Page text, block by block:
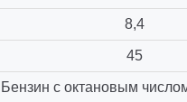
8,4
45
Бензин с октановым